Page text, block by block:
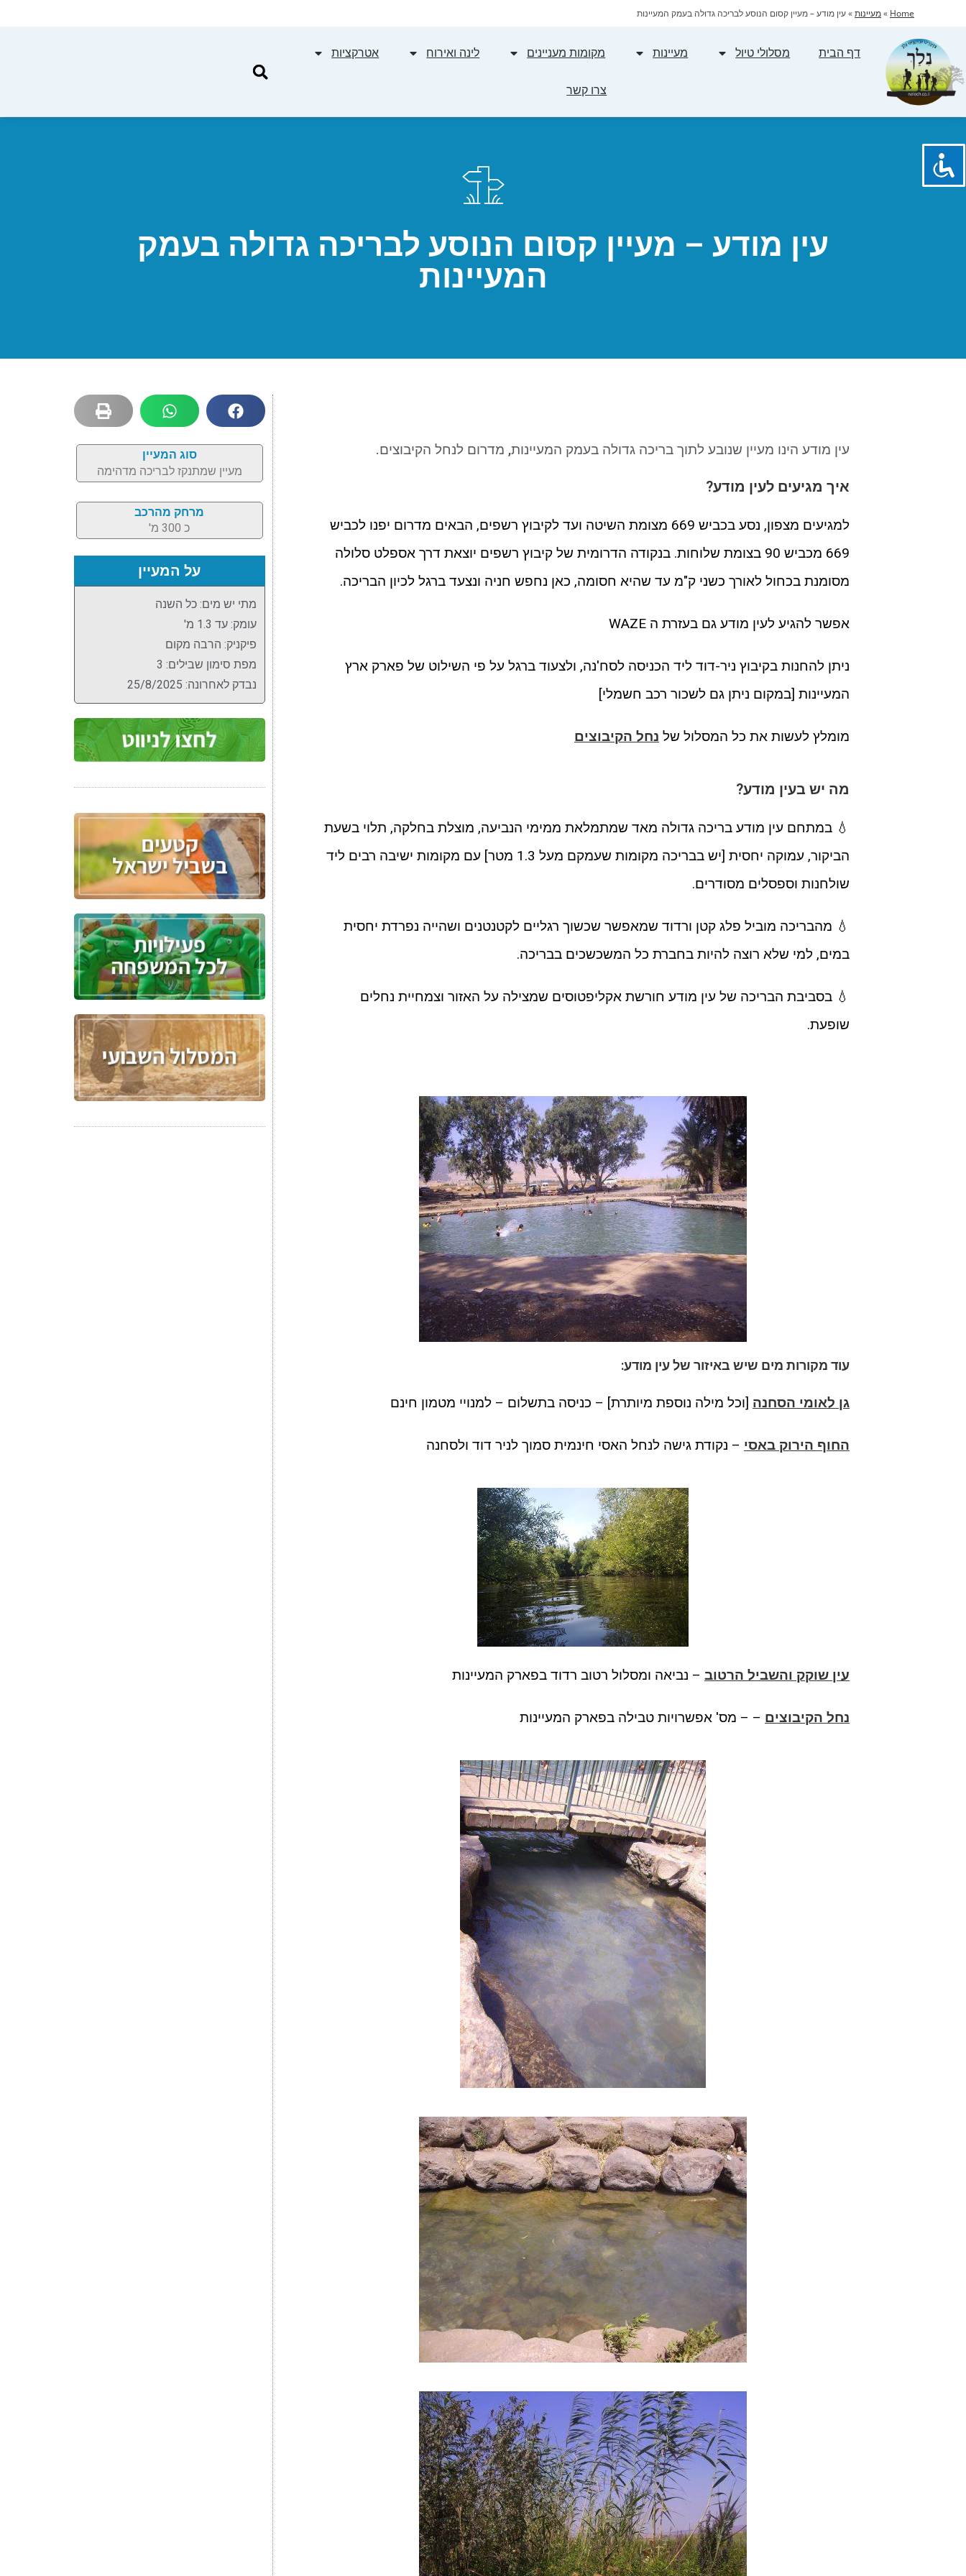
Home
»מעיינות»עין מודע – מעיין קסום הנוסע לבריכה גדולה בעמק המעיינות
דף הבית מסלולי טיול מעיינות מקומות מעניינים לינה ואירוח אטרקציות
צרו קשר
עין מודע – מעיין קסום הנוסע לבריכה גדולה בעמק
המעיינות
עין מודע הינו מעיין שנובע לתוך בריכה גדולה בעמק המעיינות, מדרום לנחל הקיבוצים.
איך מגיעים לעין מודע?
למגיעים מצפון, נסע בכביש 669 מצומת השיטה ועד לקיבוץ רשפים, הבאים מדרום יפנו לכביש
669 מכביש 90 בצומת שלוחות. בנקודה הדרומית של קיבוץ רשפים יוצאת דרך אספלט סלולה
מסומנת בכחול לאורך כשני ק"מ עד שהיא חסומה, כאן נחפש חניה ונצעד ברגל לכיון הבריכה.
אפשר להגיע לעין מודע גם בעזרת ה WAZE
ניתן להחנות בקיבוץ ניר-דוד ליד הכניסה לסח'נה, ולצעוד ברגל על פי השילוט של פארק ארץ
המעיינות [במקום ניתן גם לשכור רכב חשמלי]
מומלץ לעשות את כל המסלול של נחל הקיבוצים
מה יש בעין מודע?
💧 במתחם עין מודע בריכה גדולה מאד שמתמלאת ממימי הנביעה, מוצלת בחלקה, תלוי בשעת
הביקור, עמוקה יחסית [יש בבריכה מקומות שעמקם מעל 1.3 מטר] עם מקומות ישיבה רבים ליד
שולחנות וספסלים מסודרים.
💧 מהבריכה מוביל פלג קטן ורדוד שמאפשר שכשוך רגליים לקטנטנים ושהייה נפרדת יחסית
במים, למי שלא רוצה להיות בחברת כל המשכשכים בבריכה.
💧 בסביבת הבריכה של עין מודע חורשת אקליפטוסים שמצילה על האזור וצמחיית נחלים
שופעת.
עוד מקורות מים שיש באיזור של עין מודע:
גן לאומי הסחנה [וכל מילה נוספת מיותרת] – כניסה בתשלום – למנויי מטמון חינם
החוף הירוק באסי – נקודת גישה לנחל האסי חינמית סמוך לניר דוד ולסחנה
עין שוקק והשביל הרטוב – נביאה ומסלול רטוב רדוד בפארק המעיינות
נחל הקיבוצים – – מס' אפשרויות טבילה בפארק המעיינות
סוג המעיין
מעיין שמתנקז לבריכה מדהימה
מרחק מהרכב
כ 300 מ'
על המעיין
מתי יש מים: כל השנה
עומק: עד 1.3 מ'
פיקניק: הרבה מקום
מפת סימון שבילים: 3
נבדק לאחרונה: 25/8/2025